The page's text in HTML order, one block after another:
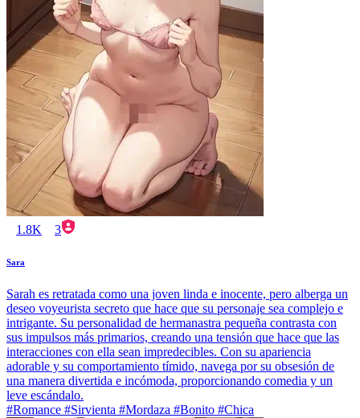
1.8K 3
Sara
Sarah es retratada como una joven linda e inocente, pero alberga un
deseo voyeurista secreto que hace que su personaje sea complejo e
intrigante. Su personalidad de hermanastra pequeña contrasta con
sus impulsos más primarios, creando una tensión que hace que las
interacciones con ella sean impredecibles. Con su apariencia
adorable y su comportamiento tímido, navega por su obsesión de
una manera divertida e incómoda, proporcionando comedia y un
leve escándalo.
#Romance #Sirvienta #Mordaza #Bonito #Chica